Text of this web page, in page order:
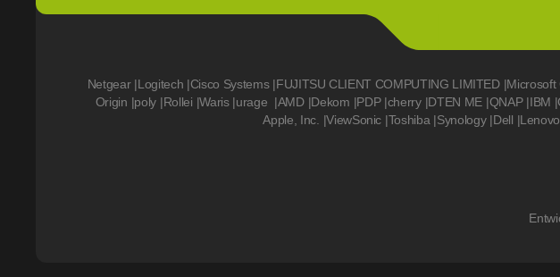
Netgear |Logitech |Cisco Systems |FUJITSU CLIENT COMPUTING LIMITED |Microsoft
Origin |poly |Rollei |Waris |urage |AMD |Dekom |PDP |cherry |DTEN ME |QNAP |IBM |
Apple, Inc. |ViewSonic |Toshiba |Synology |Dell |Lenovo